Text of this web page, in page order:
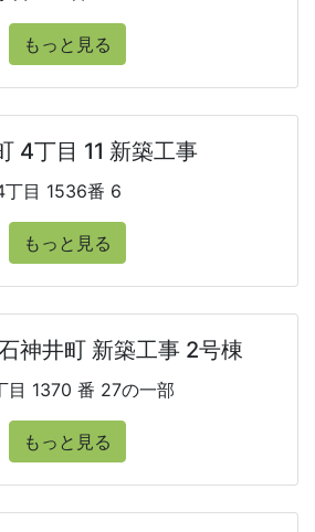
もっと見る
4丁目 11 新築工事
目 1536番 6
もっと見る
神井町 新築工事 2号棟
目 1370 番 27の一部
もっと見る